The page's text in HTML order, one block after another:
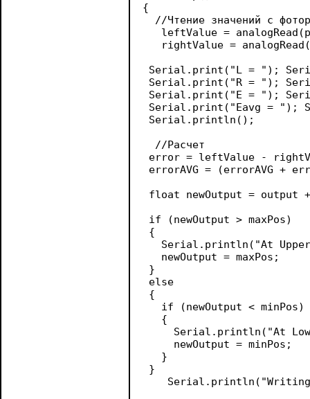
{
//Чтение значений с
leftValue =
rightValue =
Serial.print("L = ");
Serial.print("R = ");
Serial.print("E = ");
Serial.print("Eavg = ");
Serial.println();
  //Расчет
error = leftValue -
errorAVG = (errorAVG +
float newOutput = output
if (newOutput > maxPos)
{
Serial.println("At
   newOutput = maxPos;
}
else
{
   if (newOutput < minPos)
   {
Serial.println("At
     newOutput = minPos;
   }
}